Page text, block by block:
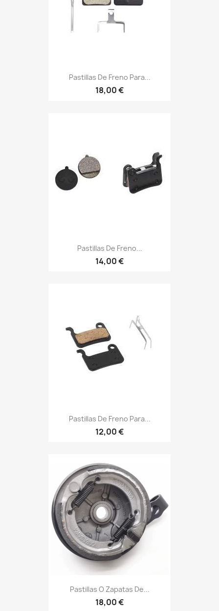
Pastillas De Freno Para...
18,00 €
Pastillas De Freno...
14,00 €
Pastillas De Freno Para...
12,00 €
Pastillas O Zapatas De...
18,00 €